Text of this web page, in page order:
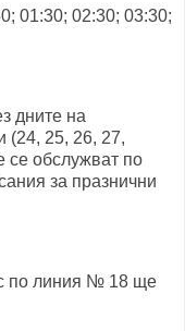
01:30; 02:30; 03:30;
дните на
(24, 25, 26, 27,
се обслужват по
за празнични
по линия № 18 ще